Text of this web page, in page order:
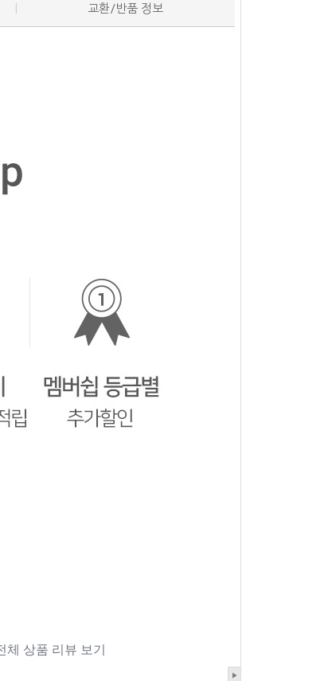
교환/반품 정보